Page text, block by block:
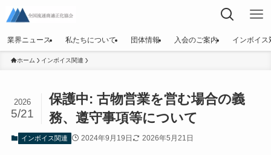
業界ニュース 私たちについて 団体情報 入会のご案内 インボイス
ホーム インボイス関連
保護中: 古物営業を営む場合の義
務、遵守事項等について
2026
5/21
インボイス関連 2024年9月19日 2026年5月21日